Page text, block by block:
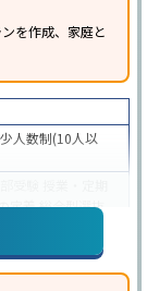
を作成、家庭と
少人数制(10人以
受験
定着総合型選抜
化対策